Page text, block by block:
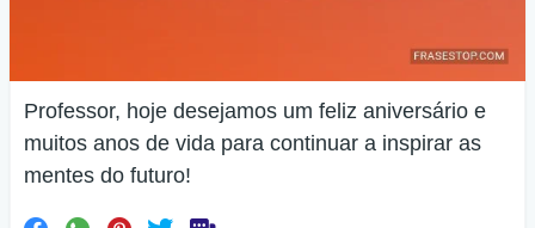
Professor, hoje desejamos um feliz aniversário e
muitos anos de vida para continuar a inspirar as
mentes do futuro!